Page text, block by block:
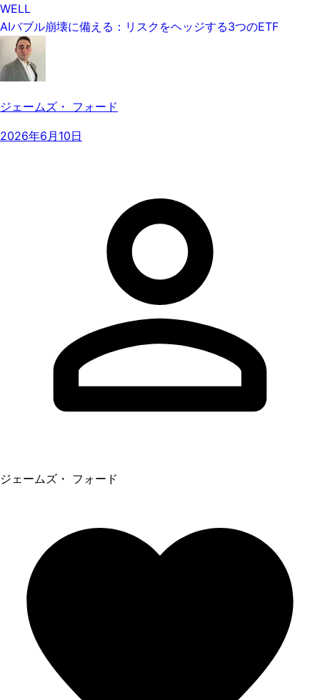
WELL
AIバブル崩壊に備える：リスクをヘッジする3つのETF
ジェームズ・ フォード
2026年6月10日
ジェームズ・ フォード